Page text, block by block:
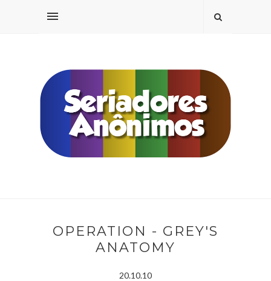
OPERATION - GREY'S
ANATOMY
20.10.10